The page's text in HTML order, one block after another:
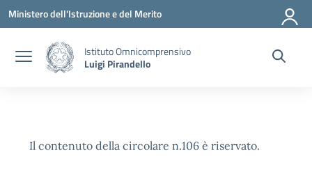
Vai ai contenuti
Vai al menu di navigazione
Vai al footer
Ministero dell'Istruzione e del Merito
Istituto Omnicomprensivo
Luigi Pirandello
Il contenuto della circolare n.106 è riservato.